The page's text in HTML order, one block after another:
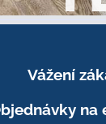
Vážení
na